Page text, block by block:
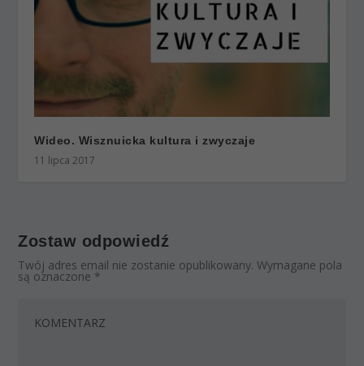
Wideo. Wisznuicka kultura i zwyczaje
11 lipca 2017
Zostaw odpowiedź
Twój adres email nie zostanie opublikowany. Wymagane pola
są oznaczone *